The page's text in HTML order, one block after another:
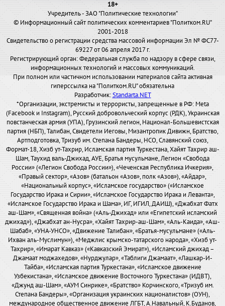
18+
Учредитель - ЗАО "Политические технологии"
© Информационный сайт политических комментариев "Политком.RU"
2001-2018
Свидетельство о регистрации средства массовой информации Эл № ФС77-
69227 от 06 апреля 2017 г.
Регистрирующий орган: Федеральная служба по надзору в сфере связи,
информационных технологий и массовых коммуникаций.
При полном или частичном использовании материалов сайта активная
гиперссылка на "Политком.RU" обязательна
Разработчик:Standarta.NET
*Организации, экстремисты и террористы, запрещенные в РФ: Meta
(Facebook и Instagram), Русский добровольческий корпус (РДК), Украинская
повстанческая армия (УПА), Грузинский легион, Национал-Большевистская
партия (НБП), Талибан, Свидетели Иеговы, Мизантропик Дивижн, Братство,
Артподготовка, Тризуб им. Степана Бандеры, НСО, Славянский союз,
Формат-18, Хизб ут-Тахрир, Исламская партия Туркестана, Хайят Тахрир аш-
Шам, Таухид валь-Джихад, АУЕ, Братья мусульмане, Легион «Свобода
России» («Легион Свобода России»), «Чеченская Республика Ичкерия»,
«Правый сектор», «Азов» (батальон «Азов», полк «Азов»), «Айдар»,
«Национальный корпус», «Исламское государство» («Исламское
Государство Ирака и Сирии», «Исламское Государство Ирака и Леванта»,
«Исламское Государство Ирака и Шама», ИГ, ИГИЛ, ДАИШ), «Джабхат Фатх
аш-Шам», «Священная война» («Аль-Джихад» или «Египетский исламский
джихад»), «Джабхат ан-Нусра», «Хайят Тахрир-аш-Шам», «Аль-Каида», «Аш-
Шабаб», «УНА-УНСО», «Движение Талибан», «Братья-мусульмане» («Аль-
Ихван аль-Муслимун»), «Меджлис крымско-татарского народа», «Хизб ут-
Тахрир», «Имарат Кавказ» («Кавказский Эмират»), «Исламский джихад –
Джамаат моджахедов», «Нурджулар», «Таблиги Джамаат», «Лашкар-И-
Тайба», «Исламская партия Туркестана», «Исламское движение
Узбекистана», «Исламское движение Восточного Туркестана» (ИДВТ),
«Джунд аш-Шам», «АУМ Синрике», «Братство» Корчинского, «Тризуб им.
Степана Бандеры», «Организация украинских националистов» (ОУН),
международное общественное движение ЛГБТ, А.Навальный, К.Буданов,